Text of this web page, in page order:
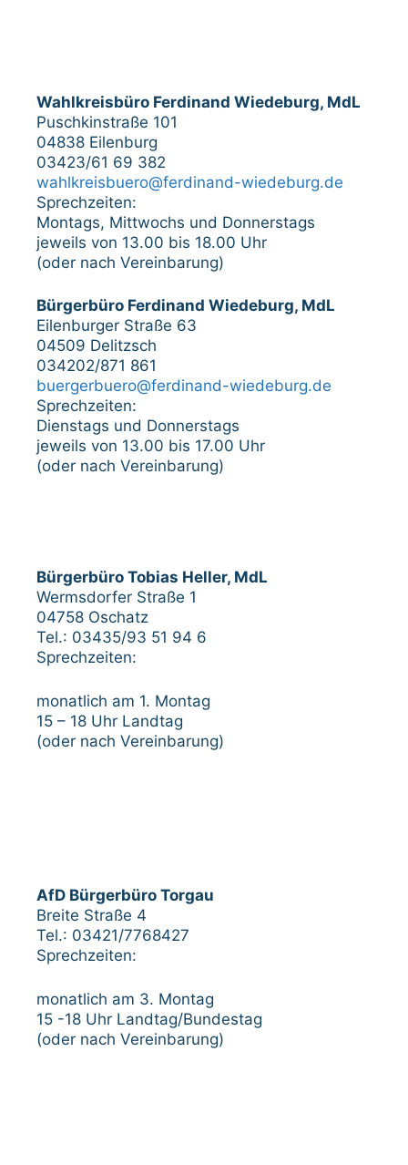
Wahlkreisbüro Ferdinand Wiedeburg, MdL
Puschkinstraße 101
04838 Eilenburg
03423/61 69 382
wahlkreisbuero@ferdinand-wiedeburg.de
Sprechzeiten:
Montags, Mittwochs und Donnerstags
jeweils von 13.00 bis 18.00 Uhr
(oder nach Vereinbarung)
Bürgerbüro Ferdinand Wiedeburg, MdL
Eilenburger Straße 63
04509 Delitzsch
034202/871 861
buergerbuero@ferdinand-wiedeburg.de
Sprechzeiten:
Dienstags und Donnerstags
jeweils von 13.00 bis 17.00 Uhr
(oder nach Vereinbarung)
Bürgerbüro Tobias Heller, MdL
Wermsdorfer Straße 1
04758 Oschatz
Tel.: 03435/93 51 94 6
Sprechzeiten:
monatlich am 1. Montag
15 – 18 Uhr Landtag
(oder nach Vereinbarung)
AfD Bürgerbüro Torgau
Breite Straße 4
Tel.: 03421/7768427
Sprechzeiten:
monatlich am 3. Montag
15 -18 Uhr Landtag/Bundestag
(oder nach Vereinbarung)